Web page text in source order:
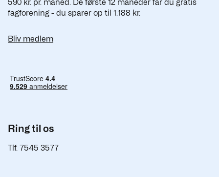
590 kr. pr. måned. De første 12 måneder får du gratis
fagforening - du sparer op til 1.188 kr.
Bliv medlem
Ring til os
Tlf. 7545 3577